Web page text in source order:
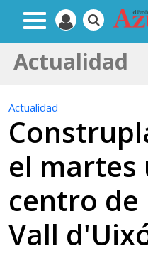
Actualidad
Actualidad
el martes
centro de
Vall